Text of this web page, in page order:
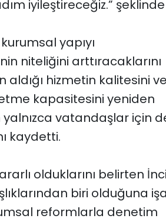
iyileştireceğiz.” şeklinde
yapıyı
niteliğini arttıracaklarını
hizmetin kalitesini ve
kapasitesini yeniden
yalnızca vatandaşlar için
kaydetti.
olduklarını belirten
biri olduğuna
reformlarla denetim